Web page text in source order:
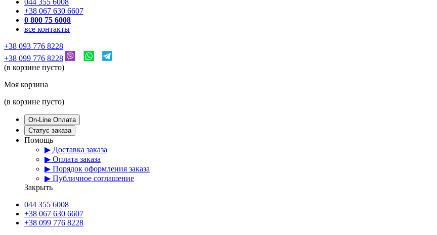
044 355 6008
+38 067 630 6607
0 800 75 6008
все контакты
+38 093 776 8228
+38 099 776 8228
(в корзине пусто)
Моя корзина
(в корзине пусто)
On-Line Оплата
Статус заказа
Помощь
▶ Доставка заказа
▶ Оплата заказа
▶ Порядок оформления заказа
▶ Публичное соглашение
Закрыть
044 355 6008
+38 067 630 6607
+38 099 776 8228